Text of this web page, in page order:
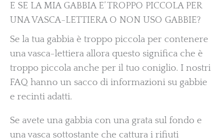
E SE LA MIA GABBIA E’ TROPPO PICCOLA PER
UNA VASCA-LETTIERA O NON USO GABBIE?
Se la tua gabbia è troppo piccola per contenere
una vasca-lettiera allora questo significa che è
troppo piccola anche per il tuo coniglio. I nostri
FAQ hanno un sacco di informazioni su gabbie
e recinti adatti.
Se avete una gabbia con una grata sul fondo e
una vasca sottostante che cattura i rifiuti